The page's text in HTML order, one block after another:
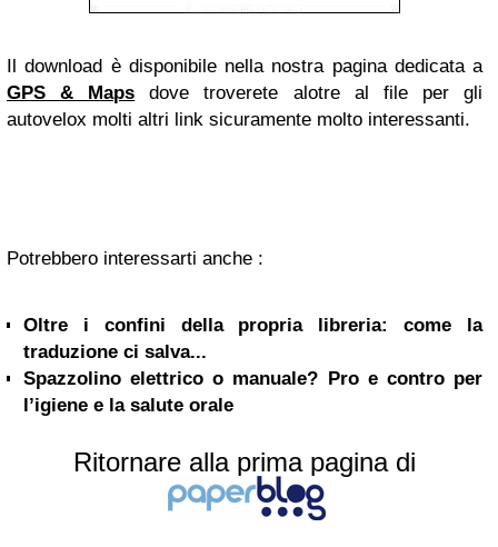
Il download è disponibile nella nostra pagina dedicata a
GPS & Maps dove troverete alotre al file per gli
autovelox molti altri link sicuramente molto interessanti.
Potrebbero interessarti anche :
Oltre i confini della propria libreria: come la
traduzione ci salva...
Spazzolino elettrico o manuale? Pro e contro per
l’igiene e la salute orale
Ritornare alla prima pagina di